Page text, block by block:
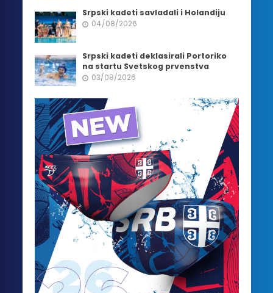
Srpski kadeti savladali i Holandiju
04/08/2026
Srpski kadeti deklasirali Portoriko
na startu Svetskog prvenstva
03/08/2026